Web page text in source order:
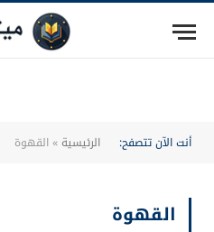
أنت الآن تتصفح: الرئيسية»القهوة
القهوة